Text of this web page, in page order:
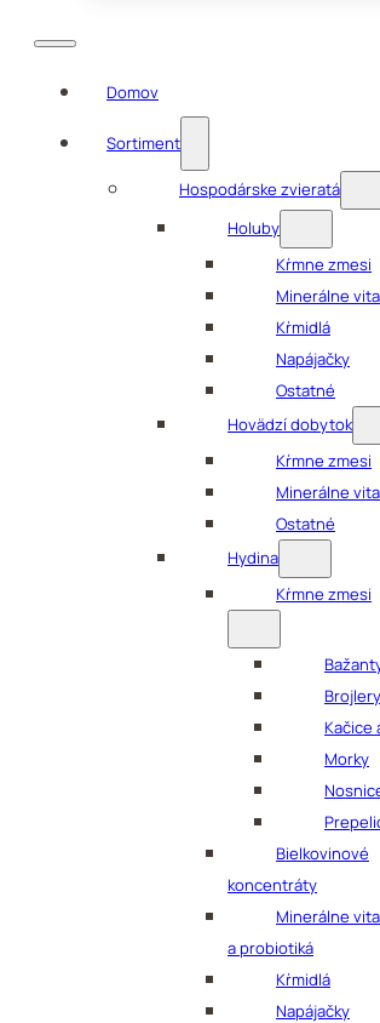
Domov
Sortiment
Hospodárske zvieratá
Holuby
Kŕmne zmesi
Minerálne
Kŕmidlá
Napájačky
Ostatné
Hovädzí dobytok
Kŕmne zmesi
Minerálne
Ostatné
Hydina
Kŕmne zmesi
Brojlery
Kačice
Morky
Bielkovinové
koncentráty
Minerálne
a probiotiká
Kŕmidlá
Napájačky